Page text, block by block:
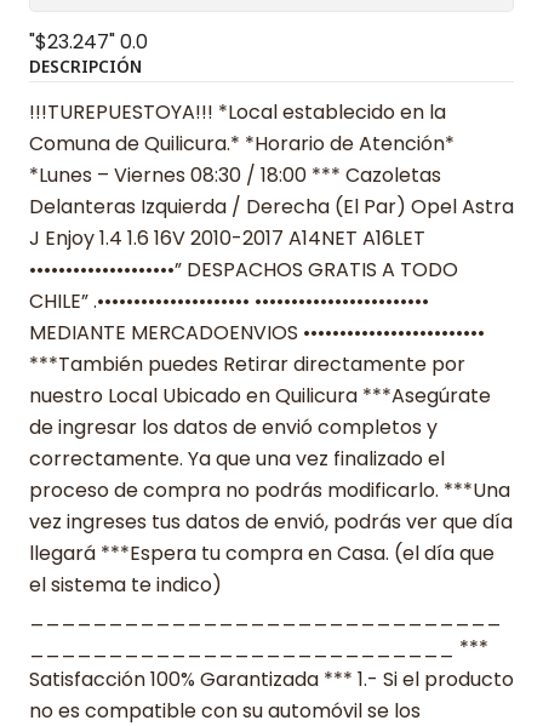
"$23.247"0.0
DESCRIPCIÓN
!!!TUREPUESTOYA!!! *Local establecido en la
Comuna de Quilicura.* *Horario de Atención*
*Lunes – Viernes 08:30 / 18:00 *** Cazoletas
Delanteras Izquierda / Derecha (El Par) Opel Astra
J Enjoy 1.4 1.6 16V 2010-2017 A14NET A16LET
••••••••••••••••••••” DESPACHOS GRATIS A TODO
CHILE” .••••••••••••••••••••• ••••••••••••••••••••••••
MEDIANTE MERCADOENVIOS •••••••••••••••••••••••••
***También puedes Retirar directamente por
nuestro Local Ubicado en Quilicura ***Asegúrate
de ingresar los datos de envió completos y
correctamente. Ya que una vez finalizado el
proceso de compra no podrás modificarlo. ***Una
vez ingreses tus datos de envió, podrás ver que día
llegará ***Espera tu compra en Casa. (el día que
el sistema te indico)
___________________________ ***
Satisfacción 100% Garantizada *** 1.- Si el producto
no es compatible con su automóvil se los